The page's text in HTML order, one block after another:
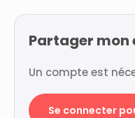
Partager mon
Un compte est
Se connecter